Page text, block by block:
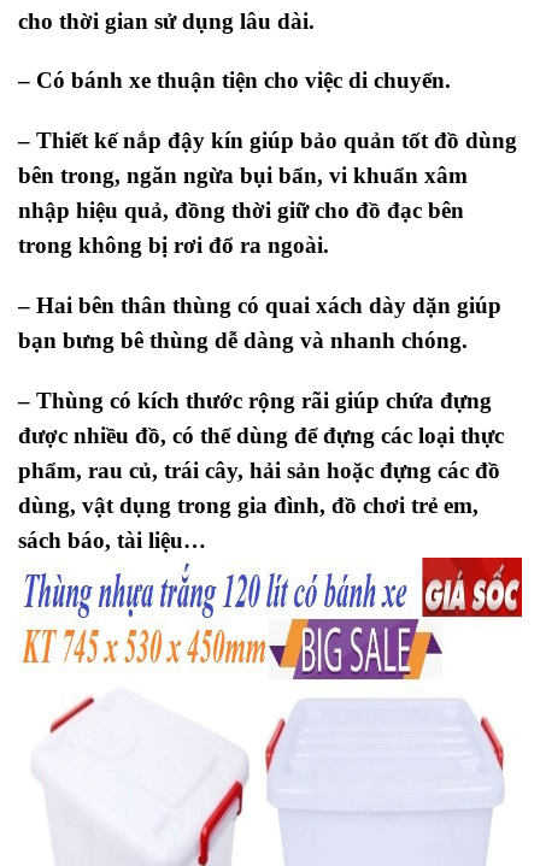
cho thời gian sử dụng lâu dài.
– Có bánh xe thuận tiện cho việc di chuyển.
– Thiết kế nắp đậy kín giúp bảo quản tốt đồ dùng
bên trong, ngăn ngừa bụi bẩn, vi khuẩn xâm
nhập hiệu quả, đồng thời giữ cho đồ đạc bên
trong không bị rơi đổ ra ngoài.
– Hai bên thân thùng có quai xách dày dặn giúp
bạn bưng bê thùng dễ dàng và nhanh chóng.
– Thùng có kích thước rộng rãi giúp chứa đựng
được nhiều đồ, có thể dùng để đựng các loại thực
phẩm, rau củ, trái cây, hải sản hoặc đựng các đồ
dùng, vật dụng trong gia đình, đồ chơi trẻ em,
sách báo, tài liệu…